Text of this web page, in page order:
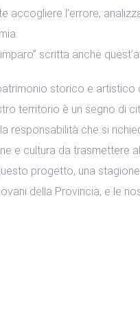
accogliere l’errore,
scritta anche
storico e
territorio è un segno di
responsabilità che si
e cultura da trasmettere
progetto, una
della Provincia, e le